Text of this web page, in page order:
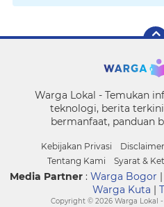
Warga Lokal - Temukan
teknologi, berita
bermanfaat, panduan
Kebijakan Privasi Disclaimer
Tentang Kami
Syarat &
Media Partner: Warga Bogor |
Warga Kuta |
Copyright © 2026 Warga Lokal